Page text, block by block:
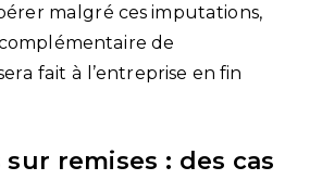
malgré ces imputations,
de
fait à l’entreprise en fin
remises : des cas